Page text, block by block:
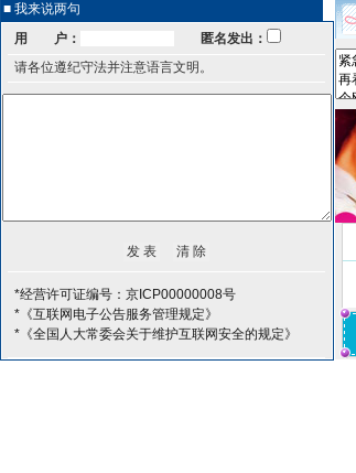
■ 我来说两句
用 户：
匿名发出：
请各位遵纪守法并注意语言文明。
*经营许可证编号：京ICP00000008号
*《互联网电子公告服务管理规定》
*《全国人大常委会关于维护互联网安全的规定》